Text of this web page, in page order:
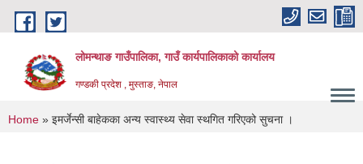
Skip to main content
लोमन्थाङ गाउँपालिका, गाउँ कार्यपालिकाको कार्यालय
गण्डकी प्रदेश , मुस्ताङ, नेपाल
You are here
Home » इमर्जेन्सी बाहेकका अन्य स्वास्थ्य सेवा स्थगित गरिएको सुचना ।